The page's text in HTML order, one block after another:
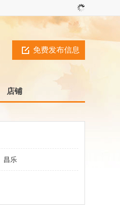
免费发布信息
店铺
昌乐